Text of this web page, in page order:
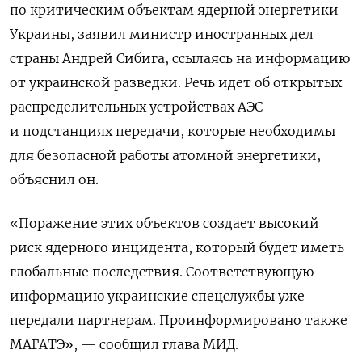
по критическим объектам ядерной энергетики
Украины, заявил министр иностранных дел
страны Андрей Сибига, ссылаясь на информацию
от украинской разведки. Речь идет об открытых
распределительных устройствах АЭС
и подстанциях передачи, которые необходимы
для безопасной работы атомной энергетики,
объяснил он.
«Поражение этих объектов создает высокий
риск ядерного инцидента, который будет иметь
глобальные последствия. Соответствующую
информацию украинские спецслужбы уже
передали партнерам. Проинформировано также
МАГАТЭ», — сообщил глава МИД.